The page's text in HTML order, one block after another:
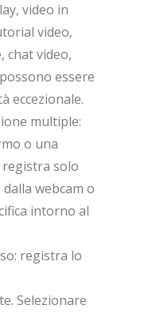
video in
video,
chat video,
essere
eccezionale.
multiple:
o una
solo
webcam o
intorno al
registra lo
Selezionare